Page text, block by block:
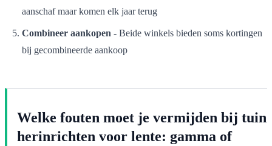
aanschaf maar komen elk jaar terug
Combineer aankopen - Beide winkels bieden soms kortingen
bij gecombineerde aankoop
Welke fouten moet je vermijden bij tuin
herinrichten voor lente: gamma of